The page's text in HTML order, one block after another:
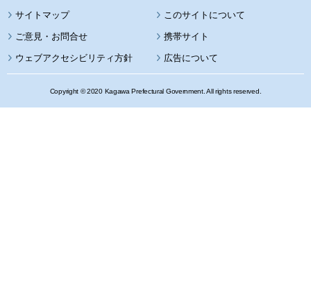
サイトマップ このサイトについて
携帯サイト
ウェブアクセシビリティ方針 広告について
Copyright © 2020 Kagawa Prefectural Government. All rights reserved.